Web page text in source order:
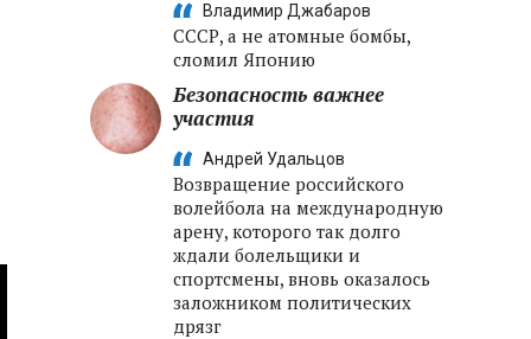
Владимир Джабаров
СССР, а не атомные бомбы,
сломил Японию
Безопасность важнее
участия
Андрей Удальцов
Возвращение российского
волейбола на международную
арену, которого так долго
ждали болельщики и
спортсмены, вновь оказалось
заложником политических
дрязг